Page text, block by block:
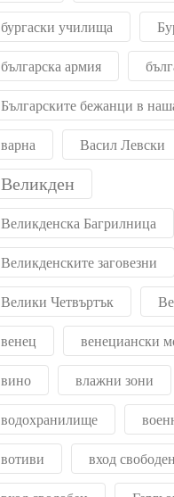
бургаски училища
българска армия
Българските бежанци в
варна Васил Левски
Великден
Великденска Багрилница
Великденските заговезни
Велики Четвъртък
венец венециански
вино влажни зони
водохранилище
вотиви вход свободен